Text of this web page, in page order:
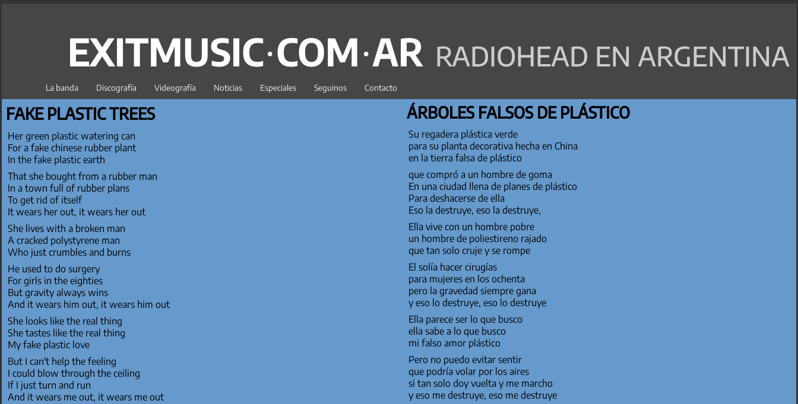
EXITMUSIC·COM·AR RADIOHEAD EN ARGENTINA
La banda Discografía Videografía Noticias Especiales Seguinos Contacto
FAKE PLASTIC TREES
Her green plastic watering can
For a fake chinese rubber plant
In the fake plastic earth
That she bought from a rubber man
In a town full of rubber plans
To get rid of itself
It wears her out, it wears her out
She lives with a broken man
A cracked polystyrene man
Who just crumbles and burns
He used to do surgery
For girls in the eighties
But gravity always wins
And it wears him out, it wears him out
She looks like the real thing
She tastes like the real thing
My fake plastic love
But I can't help the feeling
I could blow through the ceiling
If I just turn and run
And it wears me out, it wears me out
ÁRBOLES FALSOS DE PLÁSTICO
Su regadera plástica verde
para su planta decorativa hecha en China
en la tierra falsa de plástico
que compró a un hombre de goma
En una ciudad llena de planes de plástico
Para deshacerse de ella
Eso la destruye, eso la destruye,
Ella vive con un hombre pobre
un hombre de poliestireno rajado
que tan solo cruje y se rompe
El solía hacer cirugías
para mujeres en los ochenta
pero la gravedad siempre gana
y eso lo destruye, eso lo destruye
Ella parece ser lo que busco
ella sabe a lo que busco
mi falso amor plástico
Pero no puedo evitar sentir
que podría volar por los aires
si tan solo doy vuelta y me marcho
y eso me destruye, eso me destruye